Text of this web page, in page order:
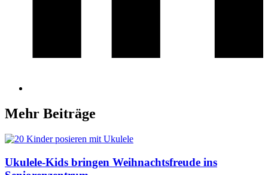
Mehr Beiträge
Ukulele-Kids bringen Weihnachtsfreude ins